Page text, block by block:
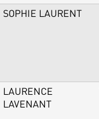
SOPHIE LAURENT
LAURENCE
LAVENANT